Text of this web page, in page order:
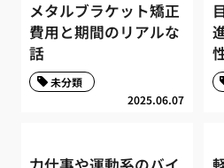
メタルブラケット矯正
費用と期間のリアルな
話
2025.06.07
未分類